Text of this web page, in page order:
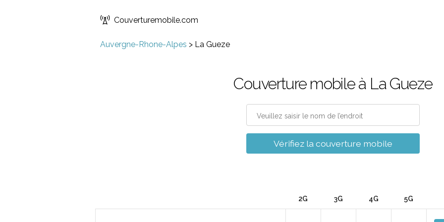
Couverturemobile.com
Auvergne-Rhone-Alpes > La Gueze
Couverture mobile à La Gueze
Vérifiez la couverture mobile
2G 3G 4G 5G